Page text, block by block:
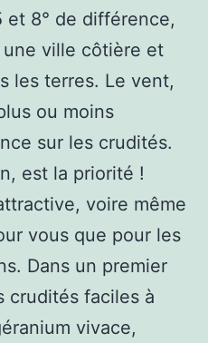
8° de différence,
une ville côtière et
les terres. Le vent,
ou moins
sur les crudités.
est la priorité !
voire même
vous que pour les
Dans un premier
crudités faciles à
vivace,